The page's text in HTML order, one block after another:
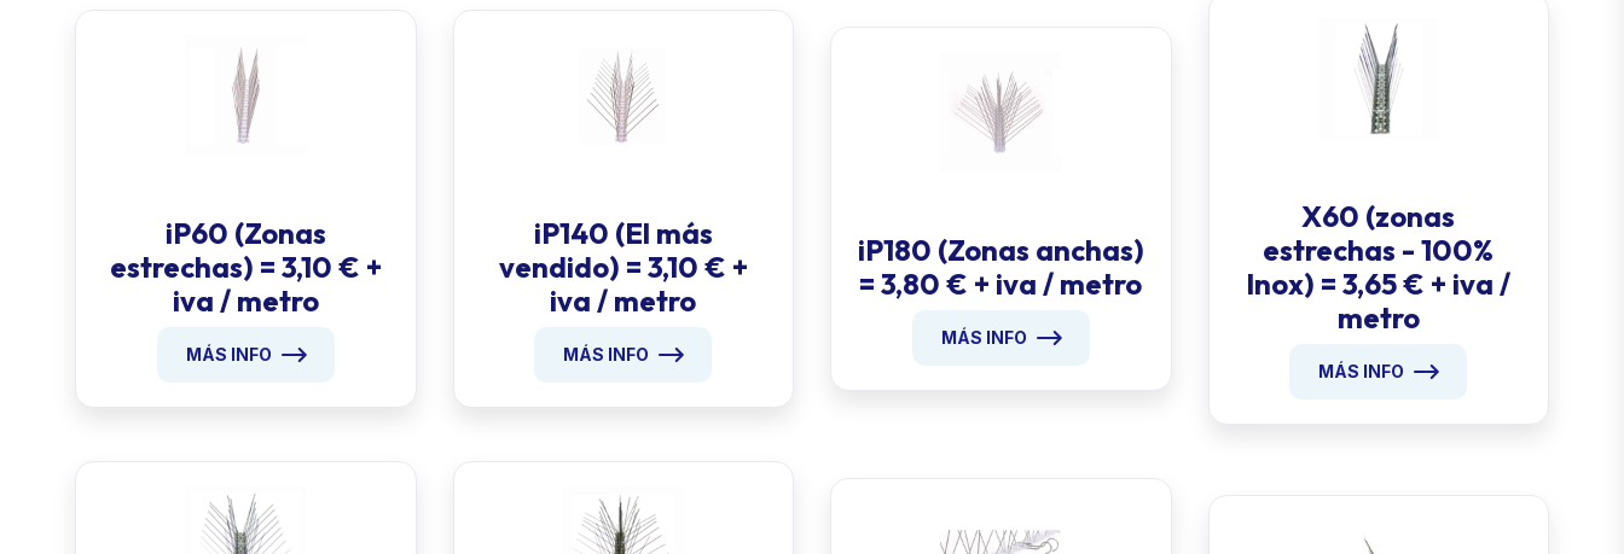
iP60 (Zonas
estrechas) = 3,10 € +
iva / metro
MÁS INFO
iP140 (El más
vendido) = 3,10 € +
iva / metro
MÁS INFO
iP180 (Zonas anchas)
= 3,80 € + iva / metro
MÁS INFO
X60 (zonas
estrechas - 100%
Inox) = 3,65 € + iva /
metro
MÁS INFO